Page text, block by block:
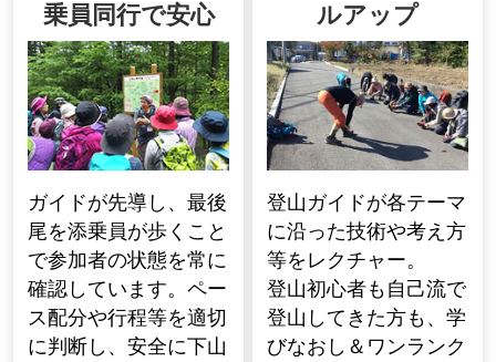
乗員同行で安心
ガイドが先導し、最後
尾を添乗員が歩くこと
で参加者の状態を常に
確認しています。ペー
ス配分や行程等を適切
に判断し、安全に下山
ルアップ
登山ガイドが各テーマ
に沿った技術や考え方
等をレクチャー。
登山初心者も自己流で
登山してきた方も、学
びなおし＆ワンランク